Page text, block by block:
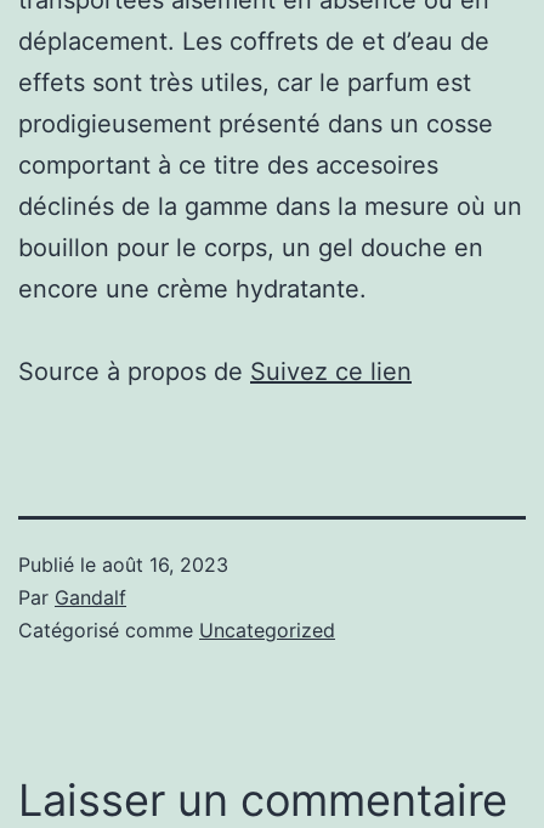
déplacement. Les coffrets de et d’eau de
effets sont très utiles, car le parfum est
prodigieusement présenté dans un cosse
comportant à ce titre des accesoires
déclinés de la gamme dans la mesure où un
bouillon pour le corps, un gel douche en
encore une crème hydratante.
Source à propos de Suivez ce lien
Publié le août 16, 2023
Par Gandalf
Catégorisé comme Uncategorized
Laisser un commentaire